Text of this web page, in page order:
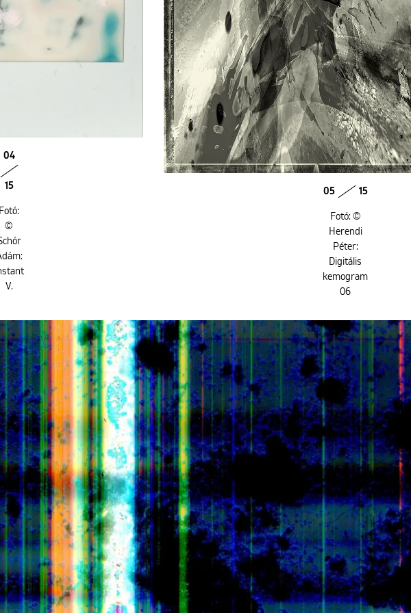
04
15
©
V.
05 15
Fotó: ©
Herendi
Péter:
Digitális
kemogram
06